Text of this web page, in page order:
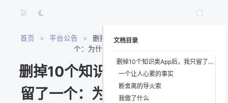
首页 > 平台公告 >
删掉10个知识类App后，我只留了一
个：为什么越简单越高效
删掉10个知识类App后，我只
留了一个：为什么越简单越高
文档目录
删掉10个知识类App后，我只留了一个：为什么越简单越高效
一个让人心累的事实
断舍离的导火索
我做了什么